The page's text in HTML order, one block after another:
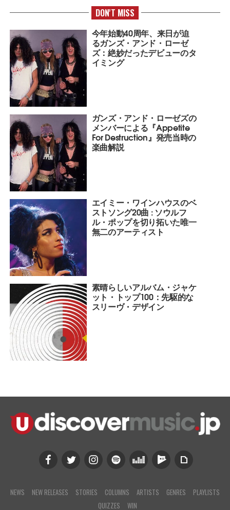
DON'T MISS
今年始動40周年、来日が迫
るガンズ・アンド・ローゼ
ズ：絶妙だったデビューのタ
イミング
ガンズ・アンド・ローゼズの
メンバーによる『Appetite
For Destruction』発売当時の
楽曲解説
エイミー・ワインハウスのベ
ストソング20曲 : ソウルフ
ル・ポップを切り拓いた唯一
無二のアーティスト
素晴らしいアルバム・ジャケ
ット・トップ100：先駆的な
スリーヴ・デザイン
NEWS NEW RELEASES STORIES COLUMNS ARTISTS GENRES
PLAYLISTS
QUIZZES
WIN